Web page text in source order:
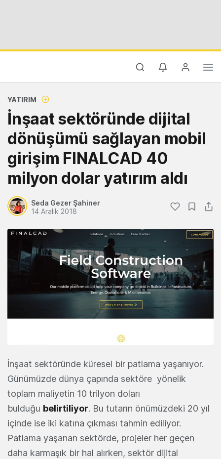
YATIRIM
İnşaat sektöründe dijital
dönüşümü sağlayan mobil
girişim FINALCAD 40
milyon dolar yatırım aldı
Seda Gezer Şahiner
14 Aralık 2018
İnşaat sektöründe küresel bir patlama yaşanıyor.
Günümüzde dünya çapında sektöre yönelik
toplam maliyetin 10 trilyon doları
bulduğu belirtiliyor. Bu tutarın önümüzdeki 20 yıl
içinde ise iki katına çıkması tahmin ediliyor.
Patlama yaşanan sektörde, projeler her geçen
daha karmaşık bir hal alırken, sektör dijital